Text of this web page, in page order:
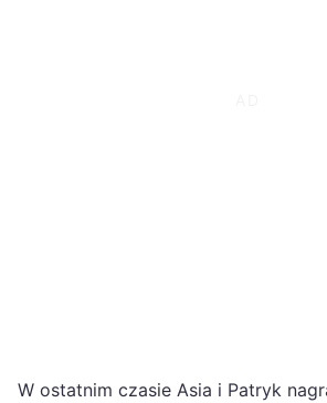
W ostatnim czasie Asia i Patryk